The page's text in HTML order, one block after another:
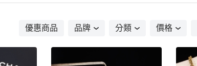
優惠商品 品牌 分類 價格